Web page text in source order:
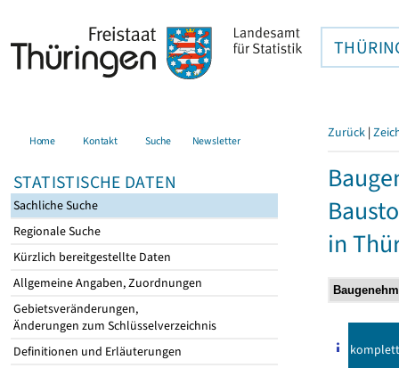
Home Kontakt Suche Newsletter
STATISTISCHE DATEN
Sachliche Suche
Regionale Suche
Kürzlich bereitgestellte Daten
Allgemeine Angaben, Zuordnungen
Gebietsveränderungen,
Änderungen zum Schlüsselverzeichnis
Definitionen und Erläuterungen
Zurück |
in
komplett